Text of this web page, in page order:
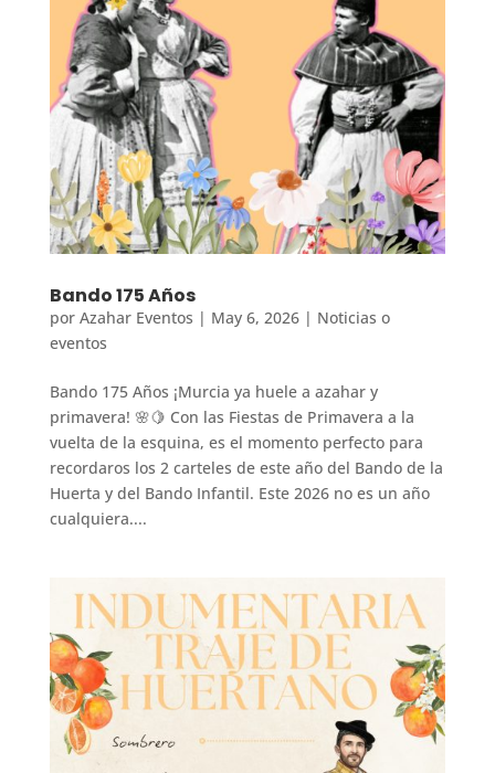
Bando 175 Años
por Azahar Eventos | May 6, 2026| Noticias o
eventos
Bando 175 Años ¡Murcia ya huele a azahar y
primavera! 🌸🍋 Con las Fiestas de Primavera a la
vuelta de la esquina, es el momento perfecto para
recordaros los 2 carteles de este año del Bando de la
Huerta y del Bando Infantil. Este 2026 no es un año
cualquiera....